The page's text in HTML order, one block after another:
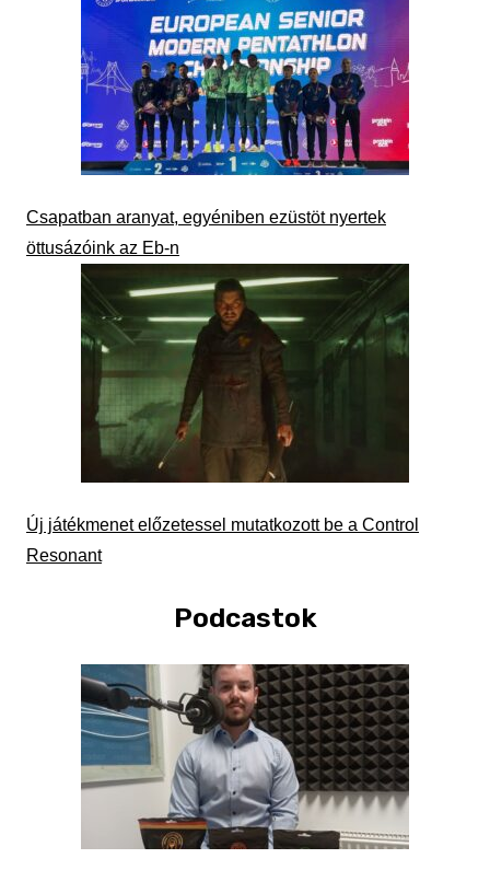
Csapatban aranyat, egyéniben ezüstöt nyertek
öttusázóink az Eb-n
Új játékmenet előzetessel mutatkozott be a Control
Resonant
Podcastok